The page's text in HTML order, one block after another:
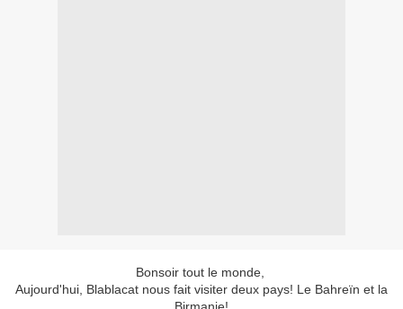
Bonsoir tout le monde,
Aujourd'hui, Blablacat nous fait visiter deux pays! Le Bahreïn et la